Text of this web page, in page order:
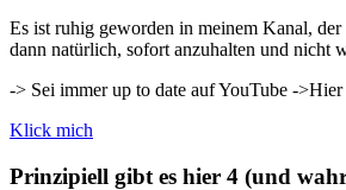
Es ist ruhig geworden in meinem Kanal,
dann natürlich, sofort anzuhalten und nicht
-> Sei immer up to date auf YouTube -
Klick mich
Prinzipiell gibt es hier 4 (und